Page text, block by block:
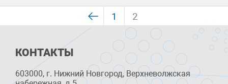
1 2
КОНТАКТЫ
603000, г. Нижний Новгород, Верхневолжская